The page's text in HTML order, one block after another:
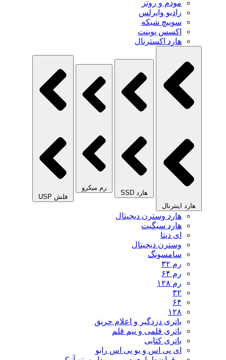
مودم و روتر
رادیو وایرلس
سوییچ شبکه
اکسس پوینت
هارد اکسترنال
هارد اینترنال
هارد SSD
رم میکرو
فلش USP
هارد وسترن دیجیتال
هارد سیگیت
ای دیتا
وسترن دیجیتال
سامسونگ
رم ۳۲
رم ۶۴
رم ۱۲۸
۳۲
۶۴
۱۲۸
باتری دزدگیر و اعلام حریق
باتری قلمی و نیم قلم
باتری کتابی
ای پی اس و یو پی اس رابو